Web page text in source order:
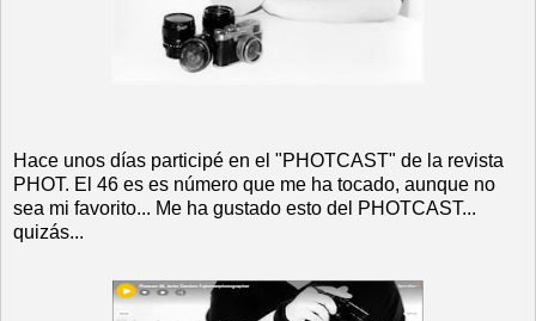
Hace unos días participé en el "PHOTCAST" de la revista
PHOT. El 46 es es número que me ha tocado, aunque no
sea mi favorito... Me ha gustado esto del PHOTCAST...
quizás...